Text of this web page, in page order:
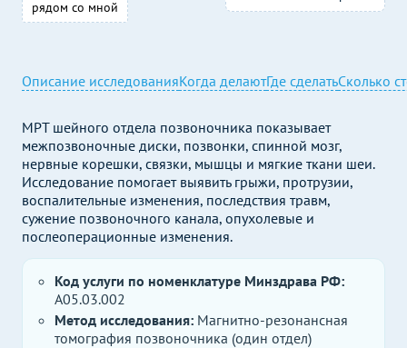
рядом со мной
Описание исследованияКогда делаютГде сделатьСколько
МРТ шейного отдела позвоночника показывает
межпозвоночные диски, позвонки, спинной мозг,
нервные корешки, связки, мышцы и мягкие ткани шеи.
Исследование помогает выявить грыжи, протрузии,
воспалительные изменения, последствия травм,
сужение позвоночного канала, опухолевые и
послеоперационные изменения.
Код услуги по номенклатуре Минздрава РФ:
A05.03.002
Метод исследования: Магнитно-резонансная
томография позвоночника (один отдел)